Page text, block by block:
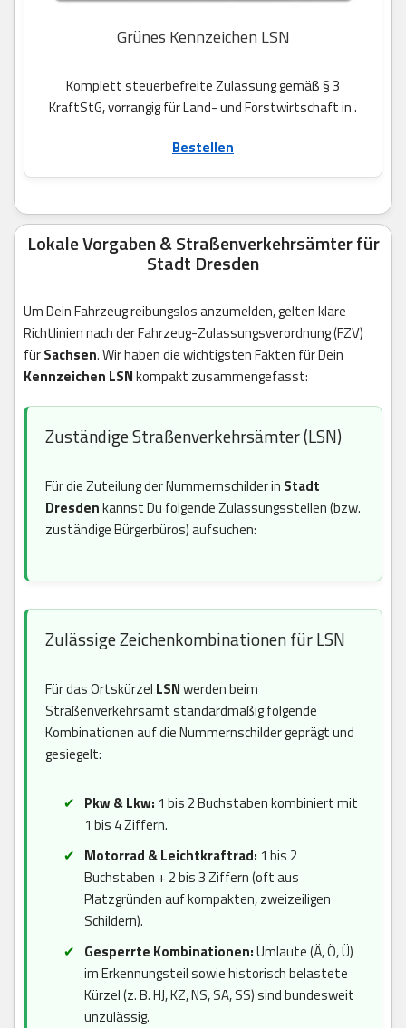
Grünes Kennzeichen LSN
Komplett steuerbefreite Zulassung gemäß § 3
KraftStG, vorrangig für Land- und Forstwirtschaft in .
Bestellen
Lokale Vorgaben & Straßenverkehrsämter für
Stadt Dresden
Um Dein Fahrzeug reibungslos anzumelden, gelten klare
Richtlinien nach der Fahrzeug-Zulassungsverordnung (FZV)
fürSachsen. Wir haben die wichtigsten Fakten für Dein
Kennzeichen LSNkompakt zusammengefasst:
Zuständige Straßenverkehrsämter (LSN)
Für die Zuteilung der Nummernschilder in Stadt
Dresdenkannst Du folgende Zulassungsstellen (bzw.
zuständige Bürgerbüros) aufsuchen:
Zulässige Zeichenkombinationen für LSN
Für das Ortskürzel LSNwerden beim
Straßenverkehrsamt standardmäßig folgende
Kombinationen auf die Nummernschilder geprägt und
gesiegelt:
Pkw & Lkw: 1 bis 2 Buchstaben kombiniert mit
1 bis 4 Ziffern.
Motorrad & Leichtkraftrad: 1 bis 2
Buchstaben + 2 bis 3 Ziffern (oft aus
Platzgründen auf kompakten, zweizeiligen
Schildern).
Gesperrte Kombinationen:Umlaute (Ä, Ö, Ü)
im Erkennungsteil sowie historisch belastete
Kürzel (z. B. HJ, KZ, NS, SA, SS) sind bundesweit
unzulässig.